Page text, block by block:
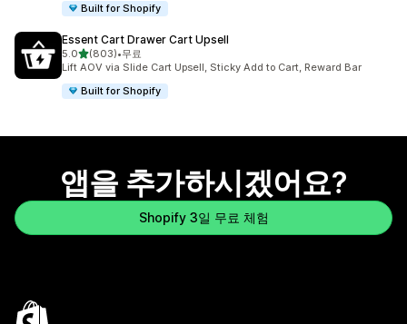
Built for Shopify
Essent Cart Drawer Cart Upsell
5.0별 5개 중
(803)
총 리뷰 803개
•무료
Lift AOV via Slide Cart Upsell, Sticky Add to Cart, Reward Bar
Built for Shopify
앱을 추가하시겠어요?
Shopify 3일 무료 체험